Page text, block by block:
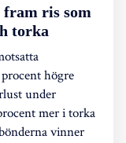
ris som
torka
högre
under
mer i torka
vinner